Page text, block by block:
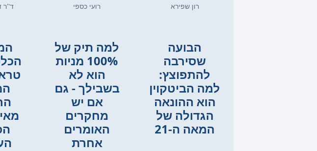
רון שפירא
הבועה
שסירבה
להתפוצץ:
למה הביטקוין
הוא ההונאה
הגדולה של
המאה ה-21
רועי כספי
למה תיק של
100% מניות
הוא לא
בשבילך - גם
אם יש
מחקרים
האומרים
אחרת
ד''ר